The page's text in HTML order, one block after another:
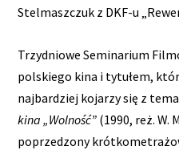
Stelmaszczuk z DKF-u
Trzydniowe Seminarium
polskiego kina i tytułem,
najbardziej kojarzy się z
kina „Wolność” (1990, reż. W.
poprzedzony